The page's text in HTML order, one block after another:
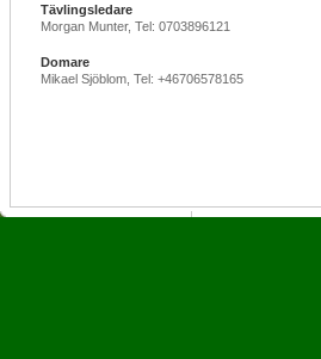
Tävlingsledare
Morgan Munter, Tel: 0703896121
Domare
Mikael Sjöblom, Tel: +46706578165